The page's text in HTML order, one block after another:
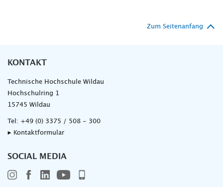
Zum Seitenanfang
KONTAKT
Technische Hochschule Wildau
Hochschulring 1
15745 Wildau
Tel: +49 (0) 3375 / 508 - 300
▸ Kontaktformular
SOCIAL MEDIA